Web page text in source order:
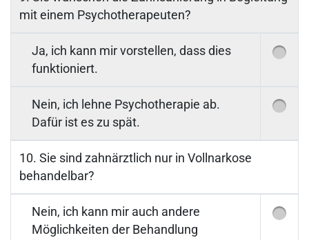
mit einem Psychotherapeuten?
Ja, ich kann mir vorstellen, dass dies
funktioniert.
Nein, ich lehne Psychotherapie ab.
Dafür ist es zu spät.
10. Sie sind zahnärztlich nur in Vollnarkose
behandelbar?
Nein, ich kann mir auch andere
Möglichkeiten der Behandlung